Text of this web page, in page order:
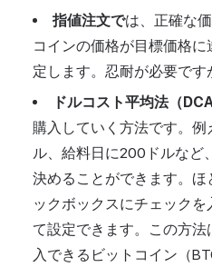
指値注文では、正確な
コインの価格が目標価格
定します。忍耐が必要です
ドルコスト平均法（DCA
購入していく方法です。
ル、給料日に200ドルなど
決めることができます。
ックボックスにチェック
て設定できます。この方
入できるビットコイン（